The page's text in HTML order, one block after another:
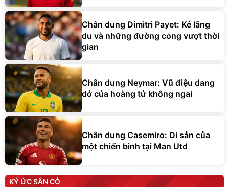
Chân dung Dimitri Payet: Kẻ lãng
du và những đường cong vượt thời
gian
Chân dung Neymar: Vũ điệu dang
dở của hoàng tử không ngai
Chân dung Casemiro: Di sản của
một chiến binh tại Man Utd
KÝ ỨC SÂN CỎ